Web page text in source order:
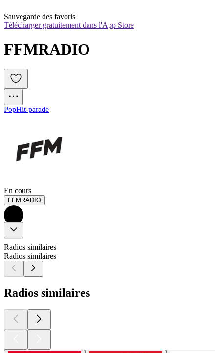
Sauvegarde des favoris
Télécharger gratuitement dans l'App Store
FFMRADIO
PopHit-parade
En cours
FFMRADIO
Radios similaires
Radios similaires
Radios similaires